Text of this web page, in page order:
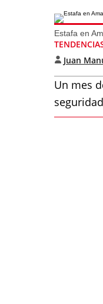
Estafa en
Juan
Un mes